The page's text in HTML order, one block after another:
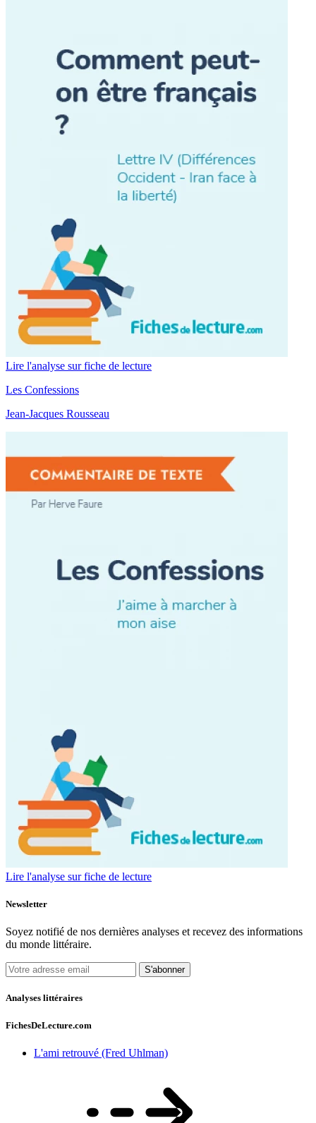
Lire l'analyse sur fiche de lecture
Les Confessions
Jean-Jacques Rousseau
Lire l'analyse sur fiche de lecture
Newsletter
Soyez notifié de nos dernières analyses et recevez des informations
du monde littéraire.
S'abonner
Analyses littéraires
FichesDeLecture.com
L'ami retrouvé (Fred Uhlman)